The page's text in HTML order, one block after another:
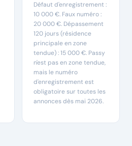
Défaut d'enregistrement :
10 000 €. Faux numéro :
20 000 €. Dépassement
120 jours (résidence
principale en zone
tendue) : 15 000 €. Passy
n'est pas en zone tendue,
mais le numéro
d'enregistrement est
obligatoire sur toutes les
annonces dès mai 2026.